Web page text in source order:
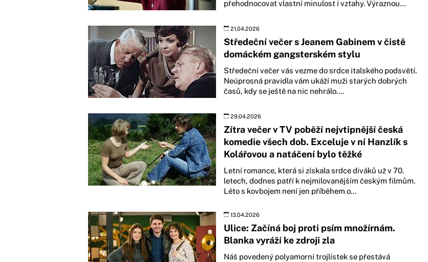
přehodnocovat vlastní minulost i vztahy. Výraznou...
21.04.2026
Středeční večer s Jeanem Gabinem v čistě
domáckém gangsterském stylu
Středeční večer vás vezme do srdce italského podsvětí.
Neúprosná pravidla vám ukáží muži starých dobrých
časů, kdy se ještě na nic nehrálo....
29.04.2026
Zítra večer v TV poběží nejvtipnější česká
komedie všech dob. Exceluje v ní Hanzlík s
Kolářovou a natáčení bylo těžké
Letní romance, která si získala srdce diváků už v 70.
letech, dodnes patří k nejmilovanějším českým filmům.
Léto s kovbojem není jen příběhem o...
13.04.2026
Ulice: Začíná boj proti psím množírnám.
Blanka vyráží ke zdroji zla
Náš povedený polyamorní trojlístek se přestává